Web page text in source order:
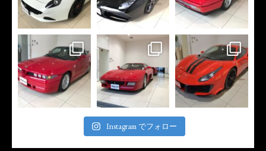
Instagram でフォロー